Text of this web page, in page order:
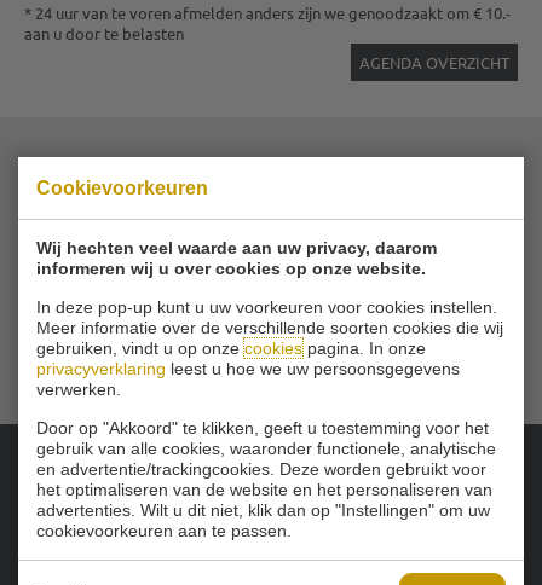
Cookievoorkeuren
Wij hechten veel waarde aan uw privacy, daarom
informeren wij u over cookies op onze website.
In deze pop-up kunt u uw voorkeuren voor cookies instellen.
Meer informatie over de verschillende soorten cookies die wij
gebruiken, vindt u op onzecookiespagina. In onze
privacyverklaring leest u hoe we uw persoonsgegevens
verwerken.
Door op "Akkoord" te klikken, geeft u toestemming voor het
gebruik van alle cookies, waaronder functionele, analytische
en advertentie/trackingcookies. Deze worden gebruikt voor
het optimaliseren van de website en het personaliseren van
advertenties. Wilt u dit niet, klik dan op "Instellingen" om uw
cookievoorkeuren aan te passen.
* 24 uur van te voren afmelden anders zijn we genoodzaakt om € 10.-
aan u door te belasten
AGENDA OVERZICHT
© 2026 Golfbaan Schinkelshoek
Zuidbuurt 79 - 3132 KA Vlaardingen|
010 - 460 21 39
Email info@golfbaanschinkelshoek.nl
Onze sponsoren: